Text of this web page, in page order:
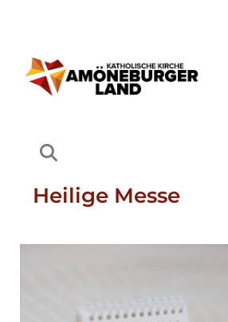
Heilige Messe